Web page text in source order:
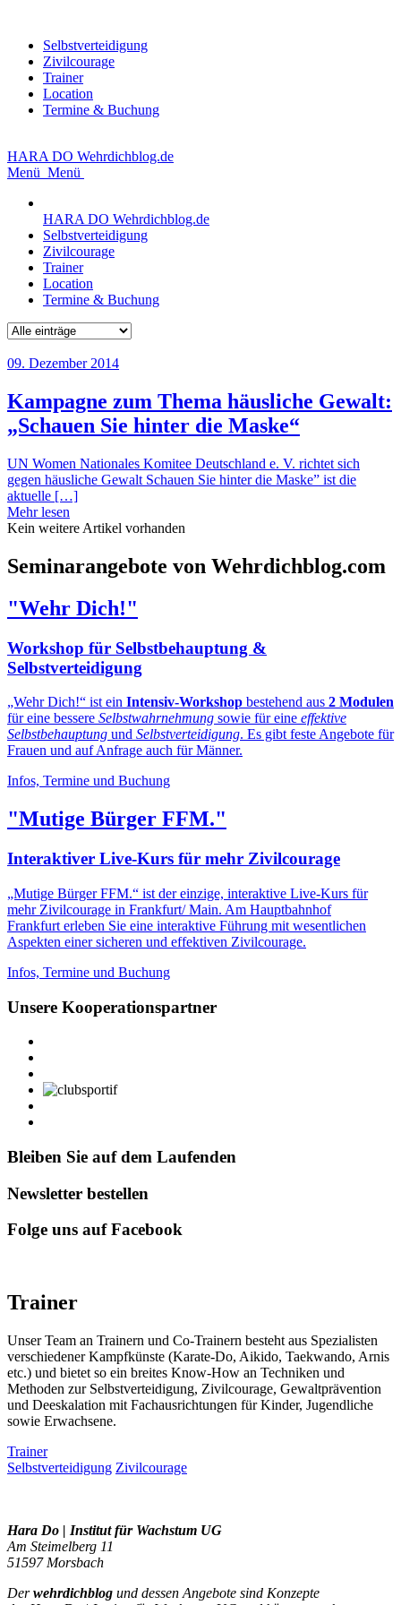
Selbstverteidigung
Zivilcourage
Trainer
Location
Termine & Buchung
HARA DO Wehrdichblog.de
Menü Menü
HARA DO Wehrdichblog.de
Selbstverteidigung
Zivilcourage
Trainer
Location
Termine & Buchung
09. Dezember 2014
Kampagne zum Thema häusliche Gewalt:
„Schauen Sie hinter die Maske“
UN Women Nationales Komitee Deutschland e. V. richtet sich
gegen häusliche Gewalt Schauen Sie hinter die Maske” ist die
aktuelle […]
Mehr lesen
Kein weitere Artikel vorhanden
Seminarangebote von Wehrdichblog.com
"Wehr Dich!"
Workshop für Selbstbehauptung &
Selbstverteidigung
„Wehr Dich!“ ist ein Intensiv-Workshop bestehend aus 2 Modulen
für eine bessere Selbstwahrnehmung sowie für eine effektive
Selbstbehauptung und Selbstverteidigung. Es gibt feste Angebote für
Frauen und auf Anfrage auch für Männer.
Infos, Termine und Buchung
"Mutige Bürger FFM."
Interaktiver Live-Kurs für mehr Zivilcourage
„Mutige Bürger FFM.“ ist der einzige, interaktive Live-Kurs für
mehr Zivilcourage in Frankfurt/ Main. Am Hauptbahnhof
Frankfurt erleben Sie eine interaktive Führung mit wesentlichen
Aspekten einer sicheren und effektiven Zivilcourage.
Infos, Termine und Buchung
Unsere Kooperationspartner
Bleiben Sie auf dem Laufenden
Newsletter bestellen
Folge uns auf Facebook
Trainer
Unser Team an Trainern und Co-Trainern besteht aus Spezialisten
verschiedener Kampfkünste (Karate-Do, Aikido, Taekwando, Arnis
etc.) und bietet so ein breites Know-How an Techniken und
Methoden zur Selbstverteidigung, Zivilcourage, Gewaltprävention
und Deeskalation mit Fachausrichtungen für Kinder, Jugendliche
sowie Erwachsene.
Trainer
Selbstverteidigung Zivilcourage
Hara Do | Institut für Wachstum UG
Am Steimelberg 11
51597 Morsbach
Derwehrdichblog und dessen Angebote sind Konzepte